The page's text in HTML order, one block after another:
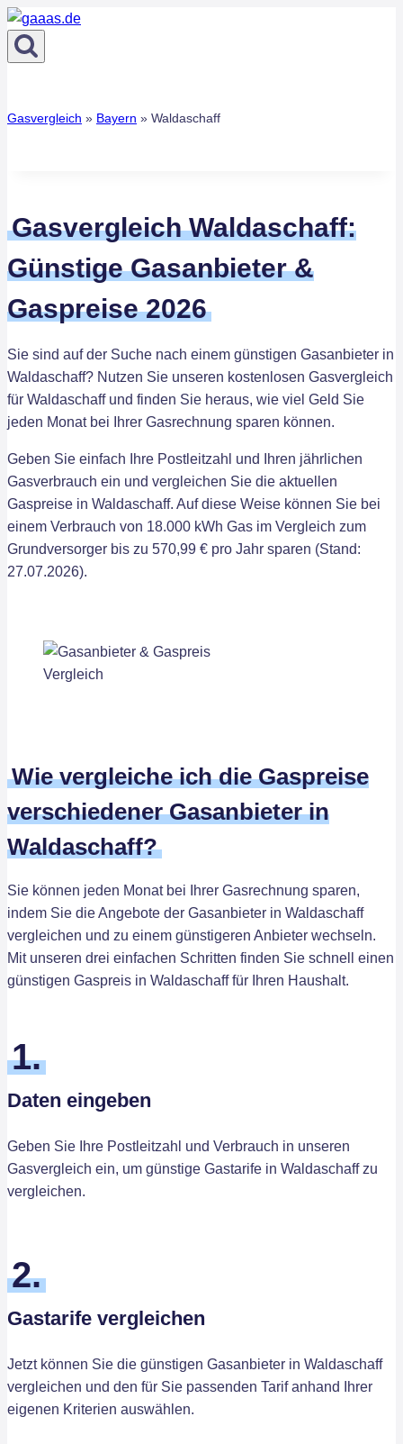
Zum
Inhalt
springen
Gasvergleich » Bayern » Waldaschaff
Gasvergleich Waldaschaff:
Günstige Gasanbieter &
Gaspreise 2026
Sie sind auf der Suche nach einem günstigen Gasanbieter in
Waldaschaff? Nutzen Sie unseren kostenlosen Gasvergleich
für Waldaschaff und finden Sie heraus, wie viel Geld Sie
jeden Monat bei Ihrer Gasrechnung sparen können.
Geben Sie einfach Ihre Postleitzahl und Ihren jährlichen
Gasverbrauch ein und vergleichen Sie die aktuellen
Gaspreise in Waldaschaff. Auf diese Weise können Sie bei
einem Verbrauch von 18.000 kWh Gas im Vergleich zum
Grundversorger bis zu 570,99 € pro Jahr sparen (Stand:
27.07.2026).
Wie vergleiche ich die Gaspreise
verschiedener Gasanbieter in
Waldaschaff?
Sie können jeden Monat bei Ihrer Gasrechnung sparen,
indem Sie die Angebote der Gasanbieter in Waldaschaff
vergleichen und zu einem günstigeren Anbieter wechseln.
Mit unseren drei einfachen Schritten finden Sie schnell einen
günstigen Gaspreis in Waldaschaff für Ihren Haushalt.
1.
Daten eingeben
Geben Sie Ihre Postleitzahl und Verbrauch in unseren
Gasvergleich ein, um günstige Gastarife in Waldaschaff zu
vergleichen.
2.
Gastarife vergleichen
Jetzt können Sie die günstigen Gasanbieter in Waldaschaff
vergleichen und den für Sie passenden Tarif anhand Ihrer
eigenen Kriterien auswählen.